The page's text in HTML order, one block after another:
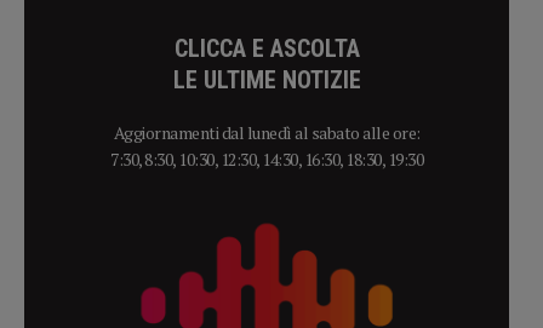
CLICCA E ASCOLTA
LE ULTIME NOTIZIE
Aggiornamenti dal lunedì al sabato alle ore:
7:30, 8:30, 10:30, 12:30, 14:30, 16:30, 18:30, 19:30